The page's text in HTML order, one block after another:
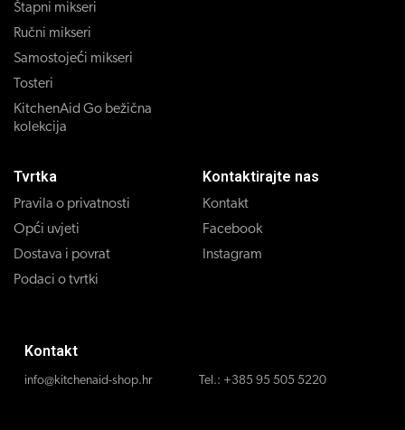
Štapni mikseri
Ručni mikseri
Samostojeći mikseri
Tosteri
KitchenAid Go bežična
kolekcija
Tvrtka
Pravila o privatnosti
Opći uvjeti
Dostava i povrat
Podaci o tvrtki
Kontaktirajte nas
Kontakt
Facebook
Instagram
Kontakt
info@kitchenaid-shop.hr Tel.: +385 95 505 5220